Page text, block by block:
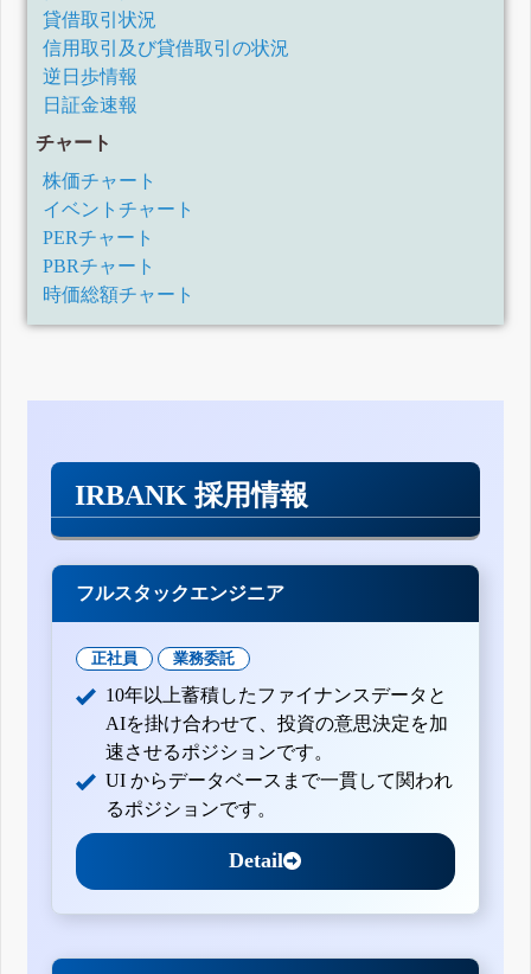
貸借取引状況
信用取引及び貸借取引の状況
逆日歩情報
日証金速報
チャート
株価チャート
イベントチャート
PERチャート
PBRチャート
時価総額チャート
IRBANK 採用情報
フルスタックエンジニア
正社員 業務委託
10年以上蓄積したファイナンスデータと
AIを掛け合わせて、投資の意思決定を加
速させるポジションです。
UI からデータベースまで一貫して関われ
るポジションです。
Detail